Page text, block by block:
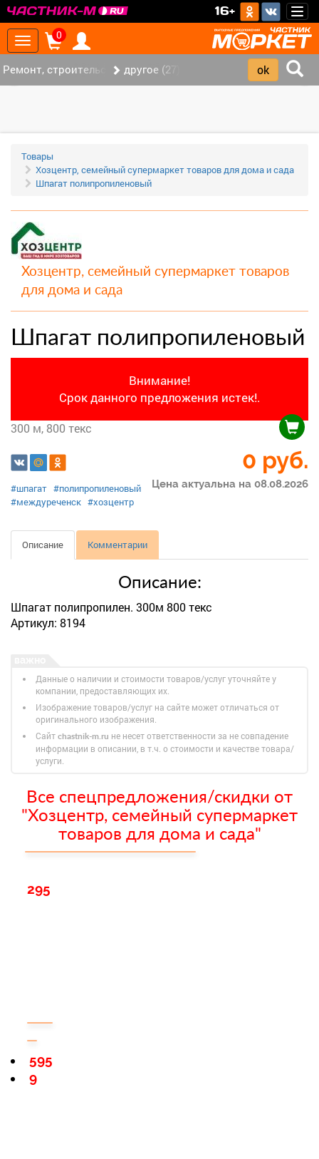
16+
Toggle
navigation
0
Ремонт, строительство (420)
другое (27)
Товары
Хозцентр, семейный супермаркет товаров для дома и сада
Шпагат полипропиленовый
Хозцентр, семейный супермаркет товаров
для дома и сада
Шпагат полипропиленовый
Внимание!
Срок данного предложения истек!.
300 м, 800 текс
0 руб.
Цена актуальна на 08.08.2026
#шпагат #полипропиленовый
#междуреченск #хозцентр
Описание Комментарии
Описание:
Шпагат полипропилен. 300м 800 текс
Артикул: 8194
Данные о наличии и стоимости товаров/услуг уточняйте у
компании, предоставляющих их.
Изображение товаров/услуг на сайте может отличаться от
оригинального изображения.
Сайт chastnik-m.ru не несет ответственности за не совпадение
информации в описании, в т.ч. о стоимости и качестве товара/
услуги.
Все спецпредложения/скидки от
"Хозцентр, семейный супермаркет
товаров для дома и сада"
295
9
595
‹ ›